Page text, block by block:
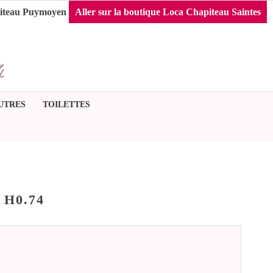
Puymoyen Aller sur la boutique Loca Chapiteau Saintes
TOILETTES